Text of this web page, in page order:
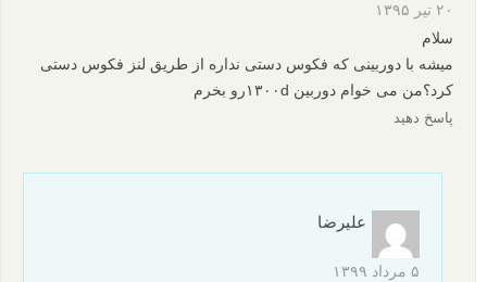
۲۰ تیر ۱۳۹۵
سلام
میشه با دوربینی که فکوس دستی نداره از طریق لنز فکوس دستی
کرد؟من می خوام دوربین ۱۳۰۰dرو بخرم
پاسخ دهید
علیرضا
۵ مرداد ۱۳۹۹